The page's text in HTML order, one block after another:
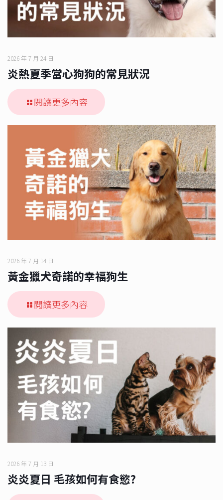
2026 年 7 月 24 日
炎熱夏季當心狗狗的常見狀況
閱讀更多內容
2026 年 7 月 14 日
黃金獵犬奇諾的幸福狗生
閱讀更多內容
2026 年 7 月 13 日
炎炎夏日 毛孩如何有食慾?